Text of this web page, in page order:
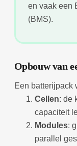
en vaak een
(BMS).
Opbouw van
Een batterijpack
Cellen: de
capaciteit
Modules:
parallel